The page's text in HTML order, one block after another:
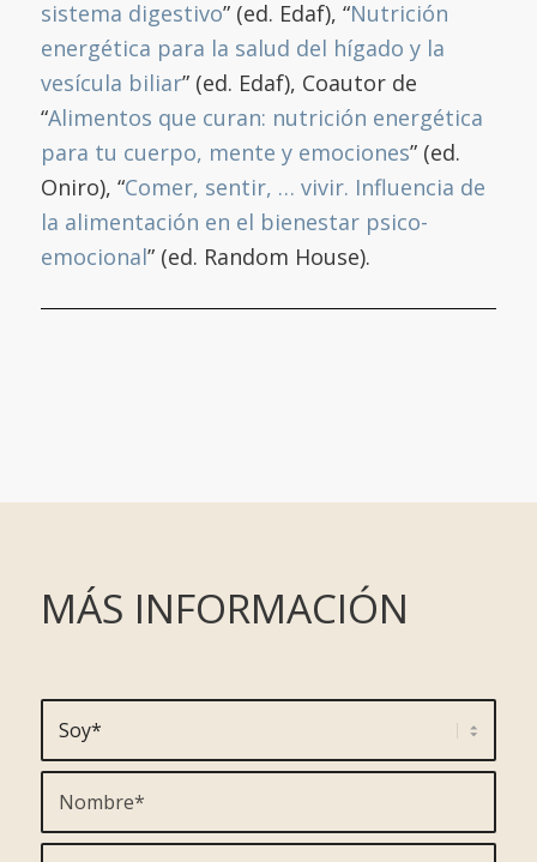
sistema digestivo” (ed. Edaf), “Nutrición
energética para la salud del hígado y la
vesícula biliar” (ed. Edaf), Coautor de
“Alimentos que curan: nutrición energética
para tu cuerpo, mente y emociones” (ed.
Oniro), “Comer, sentir, … vivir. Influencia de
la alimentación en el bienestar psico-
emocional” (ed. Random House).
MÁS INFORMACIÓN